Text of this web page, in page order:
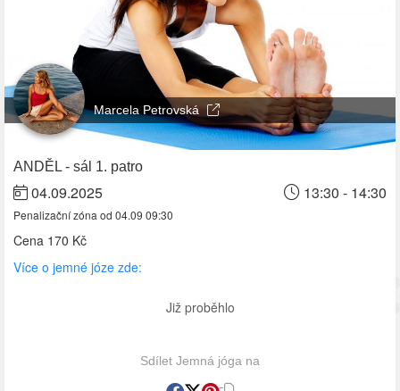
Marcela Petrovská
ANDĚL - sál 1. patro
04.09.2025 13:30 - 14:30
Penalizační zóna od 04.09 09:30
Cena 170 Kč
Více o jemné józe zde:
Již proběhlo
Sdílet Jemná jóga na